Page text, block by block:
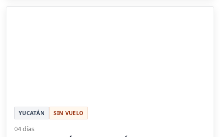
YUCATÁN SIN VUELO
04 días